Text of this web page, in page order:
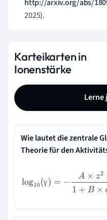
http://arxiv.org/abs/
2025).
Karteikarten in
Ionenstärke
Lerne
Wie lautet die zentrale
Theorie für den
γ
10 γ ×I0.5 1+B